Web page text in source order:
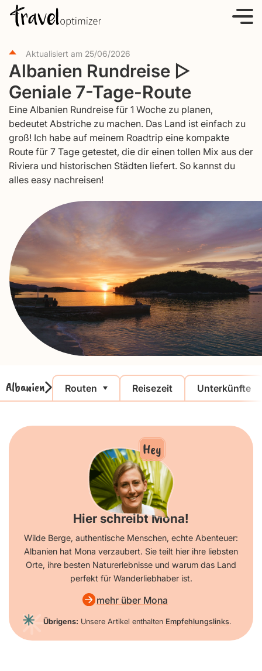
Aktualisiert am 25/06/2026
Albanien Rundreise ▷
Geniale 7-Tage-Route
Eine Albanien Rundreise für 1 Woche zu planen,
bedeutet Abstriche zu machen. Das Land ist einfach zu
groß! Ich habe auf meinem Roadtrip eine kompakte
Route für 7 Tage getestet, die dir einen tollen Mix aus der
Riviera und historischen Städten liefert. So kannst du
alles easy nachreisen!
Albanien Routen Reisezeit Unterkünfte
Hey
Hier schreibt Mona!
Wilde Berge, authentische Menschen, echte Abenteuer:
Albanien hat Mona verzaubert. Sie teilt hier ihre liebsten
Orte, ihre besten Naturerlebnisse und warum das Land
perfekt für Wanderliebhaber ist.
mehr über Mona
Übrigens: Unsere Artikel enthalten Empfehlungslinks.